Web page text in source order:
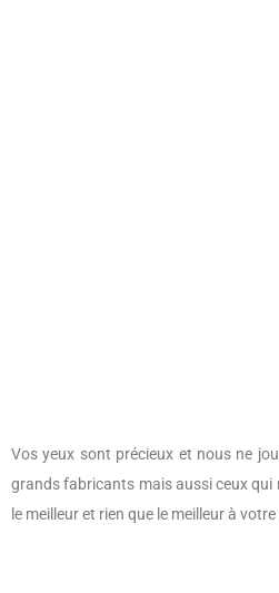
Vos yeux sont précieux et nous ne
grands fabricants mais aussi ceux qui
le meilleur et rien que le meilleur à votre